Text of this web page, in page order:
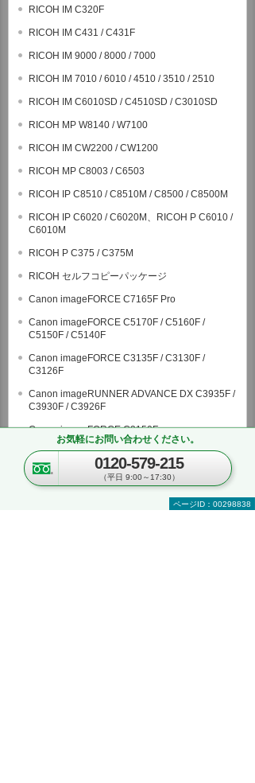
ページID：00298838
RICOH IM C320F
RICOH IM C431 / C431F
RICOH IM 9000 / 8000 / 7000
RICOH IM 7010 / 6010 / 4510 / 3510 / 2510
RICOH IM C6010SD / C4510SD / C3010SD
RICOH MP W8140 / W7100
RICOH IM CW2200 / CW1200
RICOH MP C8003 / C6503
RICOH IP C8510 / C8510M / C8500 / C8500M
RICOH IP C6020 / C6020M、RICOH P C6010 /
C6010M
RICOH P C375 / C375M
RICOH セルフコピーパッケージ
Canon imageFORCE C7165F Pro
Canon imageFORCE C5170F / C5160F /
C5150F / C5140F
Canon imageFORCE C3135F / C3130F /
C3126F
Canon imageRUNNER ADVANCE DX C3935F /
C3930F / C3926F
Canon imageFORCE C3150F
Canon imageFORCE C431F / C331F
EPSON LX-C10060
EPSON LM-C6000 / C5000 / C4000
お気軽にお問い合わせください。
0120-579-215
（平日 9:00～17:30）